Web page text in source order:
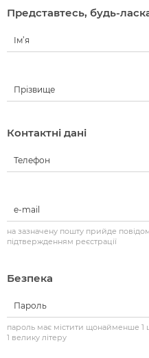
Представтесь, будь-
Ім’я
Прізвище
Контактні дані
Телефон
e-mail
на зазначену пошту прийде
підтвержденням реєстрації
Безпека
Пароль
пароль має містити щонайменше 1
1 велику літеру